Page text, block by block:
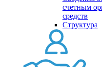
счетным
средств
Структура